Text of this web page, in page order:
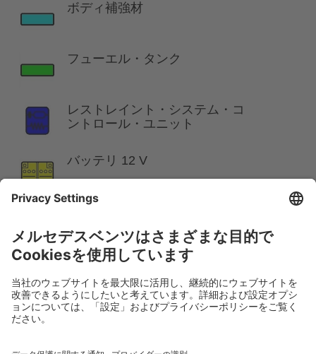
ボディ補強材
フューエル・タンク
レストレイント・システム・コ
ントロール・ユニット
バッテリ 12 V
い。